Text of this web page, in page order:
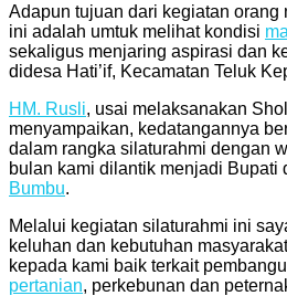
Adapun tujuan dari kegiatan orang
ini adalah umtuk melihat kondisi
sekaligus menjaring aspirasi dan
didesa Hati’if, Kecamatan Teluk
HM. Rusli, usai melaksanakan
menyampaikan, kedatangannya
dalam rangka silaturahmi dengan
bulan kami dilantik menjadi Bupati
Bumbu.
Melalui kegiatan silaturahmi ini
keluhan dan kebutuhan
kepada kami baik terkait
pertanian, perkebunan dan